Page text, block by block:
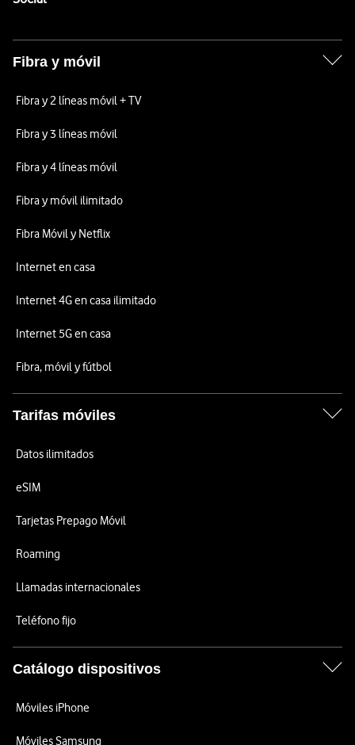
Fibra y móvil
Fibra y 2 líneas móvil + TV
Fibra y 3 líneas móvil
Fibra y 4 líneas móvil
Fibra y móvil ilimitado
Fibra Móvil y Netflix
Internet en casa
Internet 4G en casa ilimitado
Internet 5G en casa
Fibra, móvil y fútbol
Tarifas móviles
Datos ilimitados
eSIM
Tarjetas Prepago Móvil
Roaming
Llamadas internacionales
Teléfono fijo
Catálogo dispositivos
Móviles iPhone
Móviles Samsung